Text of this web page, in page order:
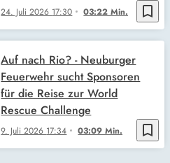
bookmark_border
24. Juli 2026 17:30 03:22 Min.
bookmark_border
9. Juli 2026 17:34 03:09 Min.
Auf nach Rio? - Neuburger
Feuerwehr sucht Sponsoren
für die Reise zur World
Rescue Challenge